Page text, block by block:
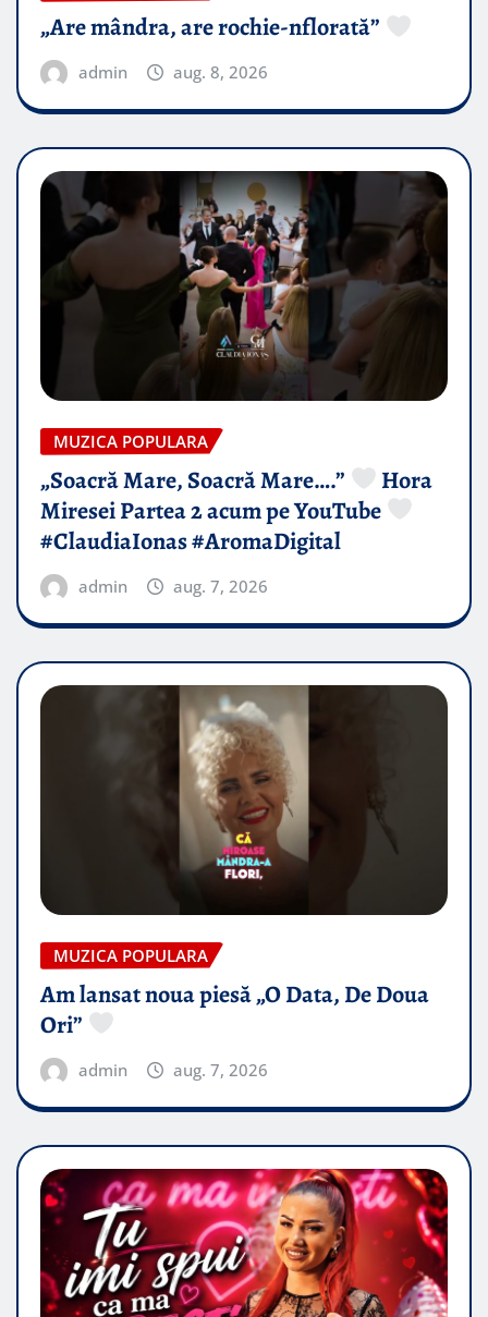
„Are mândra, are rochie-nflorată”
admin aug. 8, 2026
MUZICA POPULARA
„Soacră Mare, Soacră Mare….”
Hora
Miresei Partea 2 acum pe YouTube
#ClaudiaIonas #AromaDigital
admin aug. 7, 2026
MUZICA POPULARA
Am lansat noua piesă „O Data, De Doua
Ori”
admin aug. 7, 2026